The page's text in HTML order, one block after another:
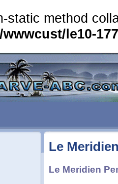
static method
wwwcust/le10-
Le
Le Meridien